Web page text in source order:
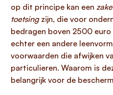
op dit principe kan een
toetsingzijn, die voor
bedragen boven 2500
echter een andere
voorwaarden die afwijken
particulieren. Waarom is
belangrijk voor de